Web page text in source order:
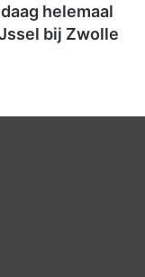
helemaal
bij Zwolle